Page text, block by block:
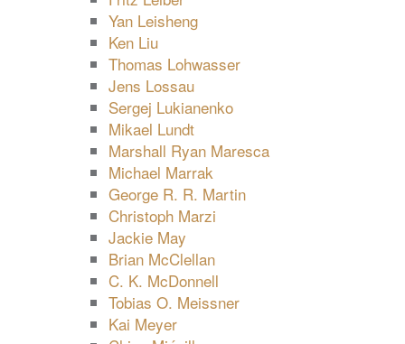
Yan Leisheng
Ken Liu
Thomas Lohwasser
Jens Lossau
Sergej Lukianenko
Mikael Lundt
Marshall Ryan Maresca
Michael Marrak
George R. R. Martin
Christoph Marzi
Jackie May
Brian McClellan
C. K. McDonnell
Tobias O. Meissner
Kai Meyer